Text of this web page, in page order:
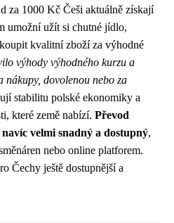
za 1000 Kč Češi aktuálně získají
umožní užít si chutné jídlo,
kvalitní zboží za výhodné
výhody výhodného kurzu a
nákupy, dovolenou nebo za
stabilitu polské ekonomiky a
které země nabízí. Převod
velmi snadný a dostupný,
nebo online platforem.
Čechy ještě dostupnější a